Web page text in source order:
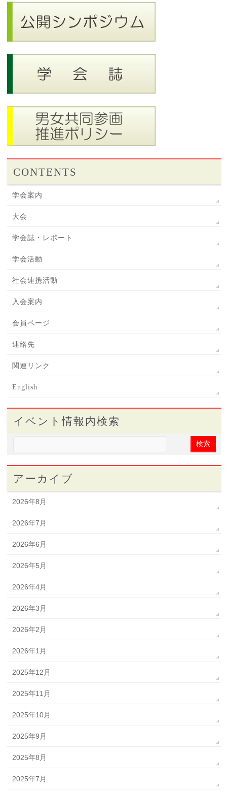
CONTENTS
学会案内
大会
学会誌・レポート
学会活動
社会連携活動
入会案内
会員ページ
連絡先
関連リンク
English
イベント情報内検索
アーカイブ
2026年8月
2026年7月
2026年6月
2026年5月
2026年4月
2026年3月
2026年2月
2026年1月
2025年12月
2025年11月
2025年10月
2025年9月
2025年8月
2025年7月